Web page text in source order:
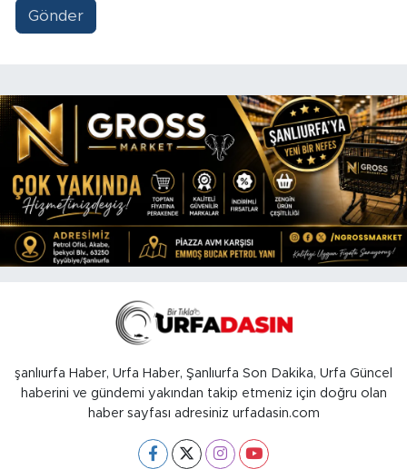
Gönder
şanlıurfa Haber, Urfa Haber, Şanlıurfa Son Dakika, Urfa Güncel
haberini ve gündemi yakından takip etmeniz için doğru olan
haber sayfası adresiniz urfadasin.com